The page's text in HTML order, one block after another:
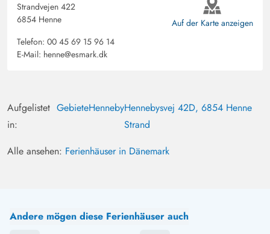
Strandvejen 422
6854 Henne
Telefon: 00 45 69 15 96 14
E-Mail: henne@esmark.dk
Auf der Karte anzeigen
Aufgelistet
in:
GebieteHennebyHennebysvej 42D, 6854 Henne
Strand
Alle ansehen: Ferienhäuser in Dänemark
Andere mögen diese Ferienhäuser auch